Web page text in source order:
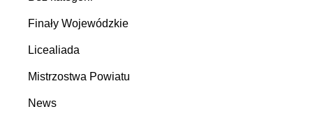
Finały Wojewódzkie
Licealiada
Mistrzostwa Powiatu
News